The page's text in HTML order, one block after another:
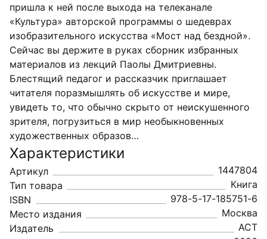
пришла к ней после выхода на телеканале
«Культура» авторской программы о шедеврах
изобразительного искусства «Мост над бездной».
Сейчас вы держите в руках сборник избранных
материалов из лекций Паолы Дмитриевны.
Блестящий педагог и рассказчик приглашает
читателя поразмышлять об искусстве и мире,
увидеть то, что обычно скрыто от неискушенного
зрителя, погрузиться в мир необыкновенных
художественных образов…
Характеристики
Артикул
1447804
Тип товара
Книга
ISBN
978-5-17-185751-6
Место издания
Москва
Издатель
АСТ